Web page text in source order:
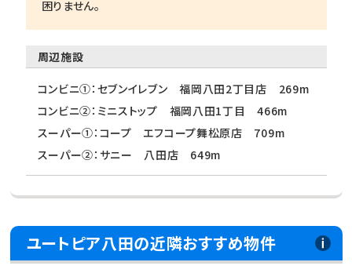
困りません。
周辺施設
コンビニ①：セブンイレブン 福岡八田2丁目店 269m
コンビニ②：ミニストップ 福岡八田1丁目 466m
スーパー①：コープ エフコープ舞松原店 709m
スーパー②：サニー 八田店 649m
ユートピア八田の近隣おすすめ物件